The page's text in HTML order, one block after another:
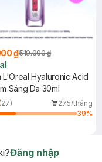
₫519.000 ₫
L'Oreal Hyaluronic Acid
Sáng Da 30ml
(27)
275/tháng
39%
Đăng nhập